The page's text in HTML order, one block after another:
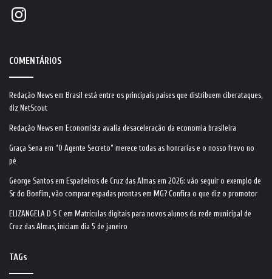
Instagram
COMENTÁRIOS
Redação News em Brasil está entre os principais países que distribuem ciberataques,
diz NetScout
Redação News em Economista avalia desaceleração da economia brasileira
Graça Sena em “O Agente Secreto” merece todas as honrarias e o nosso frevo no
pé
George Santos em Espadeiros de Cruz das Almas em 2026: vão seguir o exemplo de
Sr do Bonfim, vão comprar espadas prontas em MG? Confira o que diz o promotor
ELIZANGELA D S C em Matrículas digitais para novos alunos da rede municipal de
Cruz das Almas, iniciam dia 5 de janeiro
TAGs